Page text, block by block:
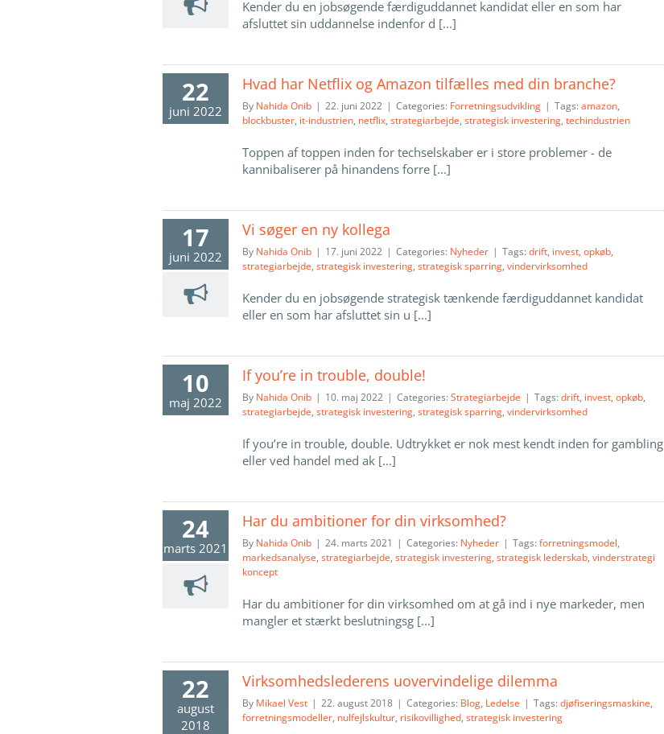
Kender du en jobsøgende færdiguddannet kandidat eller en som har
afsluttet sin uddannelse indenfor d [...]
22
juni 2022
Hvad har Netflix og Amazon tilfælles med din branche?
By Nahida Onib | 22. juni 2022 | Categories: Forretningsudvikling | Tags: amazon,
blockbuster, it-industrien, netflix, strategiarbejde, strategisk investering, techindustrien
Toppen af toppen inden for techselskaber er i store problemer - de
kannibaliserer på hinandens forre [...]
17
juni 2022
Vi søger en ny kollega
By Nahida Onib | 17. juni 2022 | Categories: Nyheder | Tags: drift, invest, opkøb,
strategiarbejde, strategisk investering, strategisk sparring, vindervirksomhed
Kender du en jobsøgende strategisk tænkende færdiguddannet kandidat
eller en som har afsluttet sin u [...]
10
maj 2022
If you’re in trouble, double!
By Nahida Onib | 10. maj 2022 | Categories: Strategiarbejde | Tags: drift, invest, opkøb,
strategiarbejde, strategisk investering, strategisk sparring, vindervirksomhed
If you’re in trouble, double. Udtrykket er nok mest kendt inden for gambling
eller ved handel med ak [...]
24
marts 2021
Har du ambitioner for din virksomhed?
By Nahida Onib | 24. marts 2021 | Categories: Nyheder | Tags: forretningsmodel,
markedsanalyse, strategiarbejde, strategisk investering, strategisk lederskab, vinderstrategi
koncept
Har du ambitioner for din virksomhed om at gå ind i nye markeder, men
mangler et stærkt beslutningsg [...]
22
august
2018
Virksomhedslederens uovervindelige dilemma
By Mikael Vest | 22. august 2018 | Categories: Blog, Ledelse | Tags: djøfiseringsmaskine,
forretningsmodeller, nulfejlskultur, risikovillighed, strategisk investering